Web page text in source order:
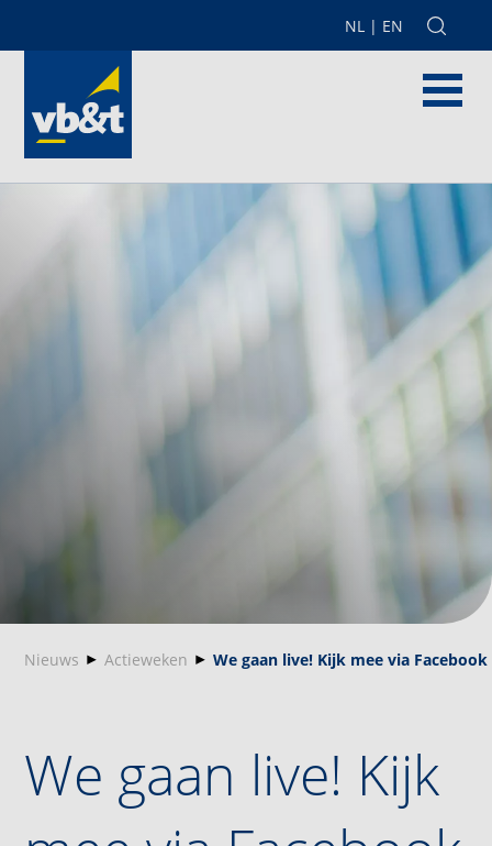
NL | EN
Nieuws Actieweken We gaan live! Kijk mee via Facebook
We gaan live! Kijk